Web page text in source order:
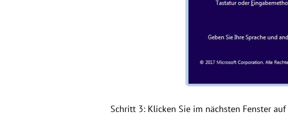
Schritt 3: Klicken Sie im nächsten Fenster auf